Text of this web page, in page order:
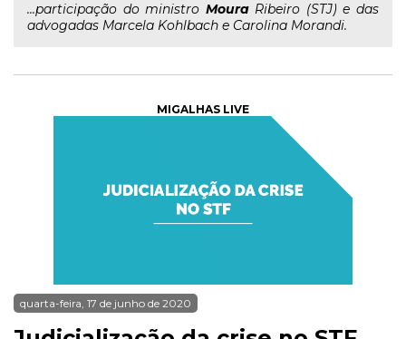
...participação do ministro MouraRibeiro (STJ) e das
advogadas Marcela Kohlbach e Carolina Morandi.
MIGALHAS LIVE
quarta-feira, 17 de junho de 2020